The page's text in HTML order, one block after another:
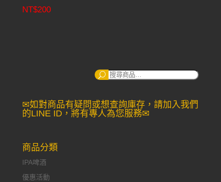
NT$200
搜
✉如對商品有疑問或想查詢庫存，請加入我們
的LINE ID，將有專人為您服務✉
商品分類
IPA啤酒
優惠活動